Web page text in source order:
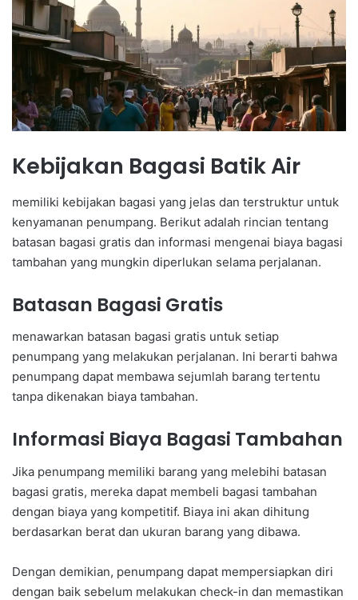
Kebijakan Bagasi Batik Air
memiliki kebijakan bagasi yang jelas dan terstruktur untuk
kenyamanan penumpang. Berikut adalah rincian tentang
batasan bagasi gratis dan informasi mengenai biaya bagasi
tambahan yang mungkin diperlukan selama perjalanan.
Batasan Bagasi Gratis
menawarkan batasan bagasi gratis untuk setiap
penumpang yang melakukan perjalanan. Ini berarti bahwa
penumpang dapat membawa sejumlah barang tertentu
tanpa dikenakan biaya tambahan.
Informasi Biaya Bagasi Tambahan
Jika penumpang memiliki barang yang melebihi batasan
bagasi gratis, mereka dapat membeli bagasi tambahan
dengan biaya yang kompetitif. Biaya ini akan dihitung
berdasarkan berat dan ukuran barang yang dibawa.
Dengan demikian, penumpang dapat mempersiapkan diri
dengan baik sebelum melakukan check-in dan memastikan